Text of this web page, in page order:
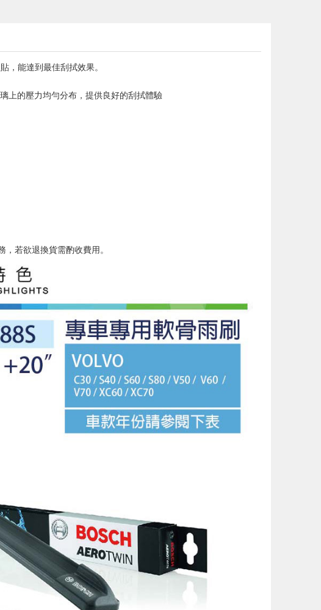
，能達到最佳刮拭效果。
上的壓力均勻分布，提供良好的刮拭體驗
若欲退換貨需酌收費用。